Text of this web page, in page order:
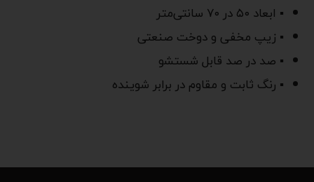
▪ ابعاد ۵۰ در ۷۰ سانتی‌متر
▪ زیپ مخفی و دوخت صنعتی
▪ صد در صد قابل شستشو
▪ رنگ ثابت و مقاوم در برابر شوینده